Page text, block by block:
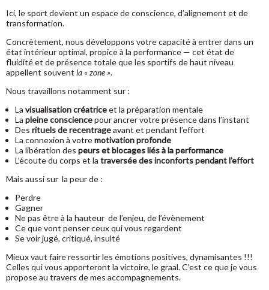
Ici, le sport devient un espace de conscience, d’alignement et de
transformation.
Concrètement, nous développons votre capacité à entrer dans un
état intérieur optimal, propice à la performance — cet état de
fluidité et de présence totale que les sportifs de haut niveau
appellent souvent la « zone ».
Nous travaillons notamment sur :
La visualisation créatriceet la préparation mentale
La pleine consciencepour ancrer votre présence dans l’instant
Des rituels de recentrageavant et pendant l’effort
La connexion à votremotivation profonde
La libération des peurs et blocages liés à la performance
L’écoute du corps et la traversée des inconforts pendant l’effort
Mais aussi sur la peur de :
Perdre
Gagner
Ne pas être à la hauteur de l’enjeu, de l’évènement
Ce que vont penser ceux qui vous regardent
Se voir jugé, critiqué, insulté
Mieux vaut faire ressortir les émotions positives, dynamisantes !!!
Celles qui vous apporteront la victoire, le graal. C’est ce que je vous
propose au travers de mes accompagnements.